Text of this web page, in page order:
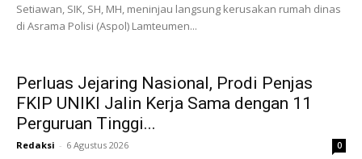
Setiawan, SIK, SH, MH, meninjau langsung kerusakan rumah dinas
di Asrama Polisi (Aspol) Lamteumen...
Perluas Jejaring Nasional, Prodi Penjas
FKIP UNIKI Jalin Kerja Sama dengan 11
Perguruan Tinggi...
Redaksi - 6 Agustus 2026 0